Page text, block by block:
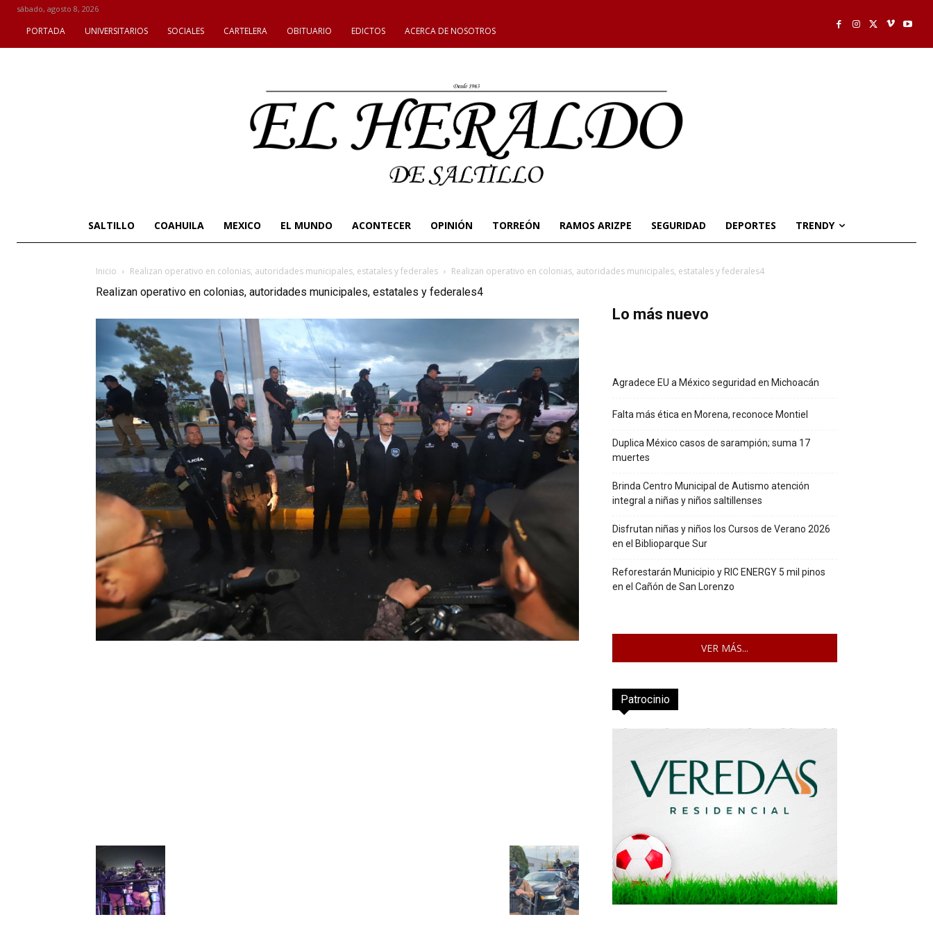
sábado, agosto 8, 2026
PORTADA UNIVERSITARIOS SOCIALES CARTELERA OBITUARIO EDICTOS ACERCA DE NOSOTROS
SALTILLO COAHUILA MEXICO EL MUNDO ACONTECER OPINIÓN TORREÓN RAMOS ARIZPE SEGURIDAD DEPORTES TRENDY
Inicio Realizan operativo en colonias, autoridades municipales, estatales y federales Realizan operativo en colonias, autoridades municipales, estatales y federales4
Realizan operativo en colonias, autoridades municipales, estatales y federales4
Lo más nuevo
Agradece EU a México seguridad en Michoacán
Falta más ética en Morena, reconoce Montiel
Duplica México casos de sarampión; suma 17
muertes
Brinda Centro Municipal de Autismo atención
integral a niñas y niños saltillenses
Disfrutan niñas y niños los Cursos de Verano 2026
en el Biblioparque Sur
Reforestarán Municipio y RIC ENERGY 5 mil pinos
en el Cañón de San Lorenzo
VER MÁS...
Patrocinio